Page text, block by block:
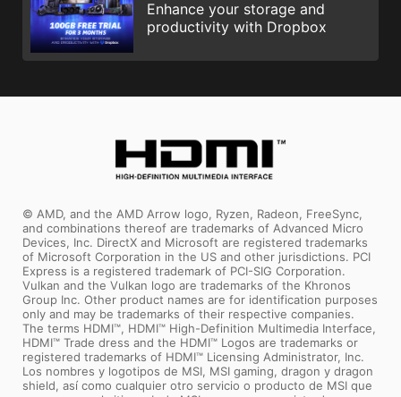
Enhance your storage and
productivity with Dropbox
© AMD, and the AMD Arrow logo, Ryzen, Radeon, FreeSync,
and combinations thereof are trademarks of Advanced Micro
Devices, Inc. DirectX and Microsoft are registered trademarks
of Microsoft Corporation in the US and other jurisdictions. PCI
Express is a registered trademark of PCI-SIG Corporation.
Vulkan and the Vulkan logo are trademarks of the Khronos
Group Inc. Other product names are for identification purposes
only and may be trademarks of their respective companies.
The terms HDMI™, HDMI™ High-Definition Multimedia Interface,
HDMI™ Trade dress and the HDMI™ Logos are trademarks or
registered trademarks of HDMI™ Licensing Administrator, Inc.
Los nombres y logotipos de MSI, MSI gaming, dragon y dragon
shield, así como cualquier otro servicio o producto de MSI que